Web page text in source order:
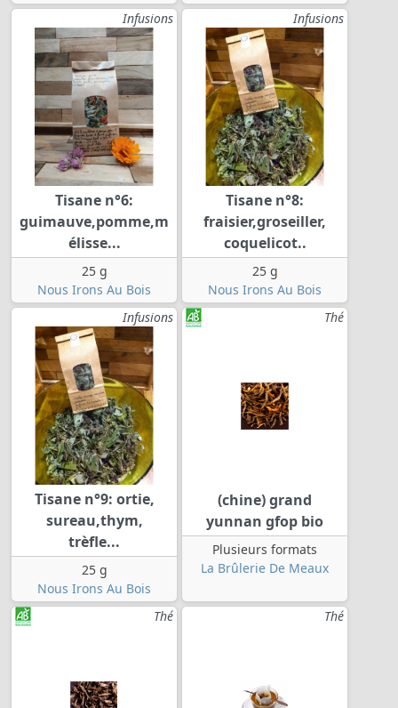
Infusions
Tisane n°6:
guimauve,pomme,m
élisse...
25 g
Nous Irons Au Bois
Infusions
Tisane n°8:
fraisier,groseiller,
coquelicot..
25 g
Nous Irons Au Bois
Infusions
Tisane n°9: ortie,
sureau,thym,
trèfle...
25 g
Nous Irons Au Bois
Thé
(chine) grand
yunnan gfop bio
Plusieurs formats
La Brûlerie De Meaux
Thé Thé